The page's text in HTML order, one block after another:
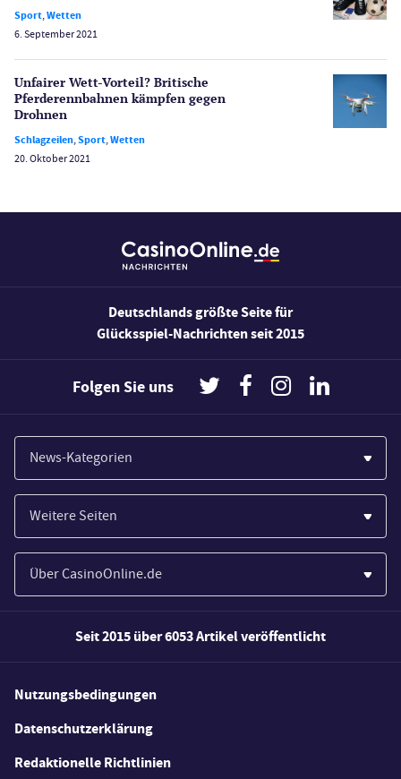
Sport
Wetten
Wirtschaft
Bonus Ohne Einzahlung
Slot Freispiele
Sport,Wetten
6. September 2021
Unfairer Wett-Vorteil? Britische
Pferderenn­bahnen kämpfen gegen
Drohnen
Schlagzeilen,Sport,Wetten
20. Oktober 2021
Deutschlands größte Seite für
Glücksspiel-Nachrichten seit 2015
Folgen Sie uns
News-Kategorien
Casinos
Wirtschaft
Spiele
Weitere Seiten
Paypal Casinos
Novoline Casinos
Merkur Casinos
Casino Testberichte
Casino Bonus Angebote
Kostenlose Spiele
Über CasinoOnline.de
Wie wir bewerten
FAQs
Seit 2015 über 6053 Artikel veröffentlicht
Nutzungsbedingungen
Datenschutzerklärung
Redaktionelle Richtlinien